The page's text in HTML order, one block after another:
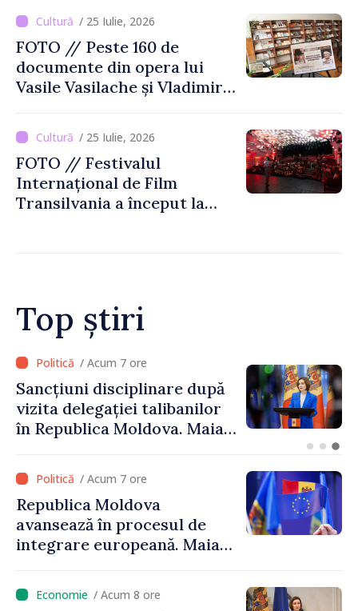
Moldovei
/ 25 Iulie, 2026
FOTO // Peste 160 de
documente din opera lui
Vasile Vasilache și Vladimir
Biblioteca Națională
/ 25 Iulie, 2026
FOTO // Festivalul
Internațional de Film
Transilvania a început la
Top știri
/ Acum 5 ore
Adunarea Populară a
Găgăuziei trebuie să aibă un
mandat deplin. Președinta
libere și corecte””
/ Acum 7 ore
Republica Moldova
avansează în procesul de
integrare europeană. Maia
niciun stat”
/ Acum 8 ore